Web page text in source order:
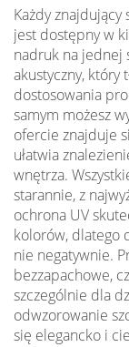
Każdy
jest dostępny w
nadruk na jednej
akustyczny, który
dostosowania
samym możesz
ofercie znajduje
ułatwia
wnętrza.
starannie, z
ochrona UV
kolorów, dlatego
nie negatywnie.
bezzapachowe,
szczególnie dla
odwzorowanie
się elegancko i